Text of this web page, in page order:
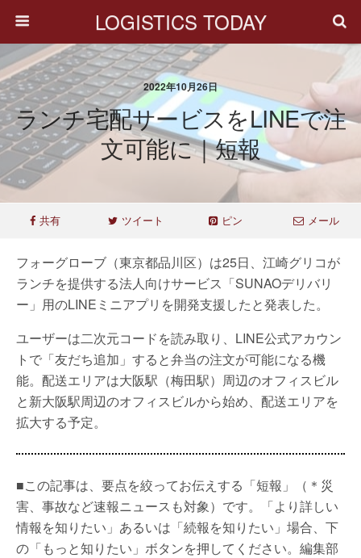
LOGISTICS TODAY
2022年10月26日
ランチ宅配サービスをLINEで注
文可能に｜短報
共有 ツイート ピン メール
フォーグローブ（東京都品川区）は25日、江崎グリコが
ランチを提供する法人向けサービス「SUNAOデリバリ
ー」用のLINEミニアプリを開発支援したと発表した。
ユーザーは二次元コードを読み取り、LINE公式アカウン
トで「友だち追加」すると弁当の注文が可能になる機
能。配送エリアは大阪駅（梅田駅）周辺のオフィスビル
と新大阪駅周辺のオフィスビルから始め、配送エリアを
拡大する予定。
■この記事は、要点を絞ってお伝えする「短報」（＊災
害、事故など速報ニュースも対象）です。「より詳しい
情報を知りたい」あるいは「続報を知りたい」場合、下
の「もっと知りたい」ボタンを押してください。編集部